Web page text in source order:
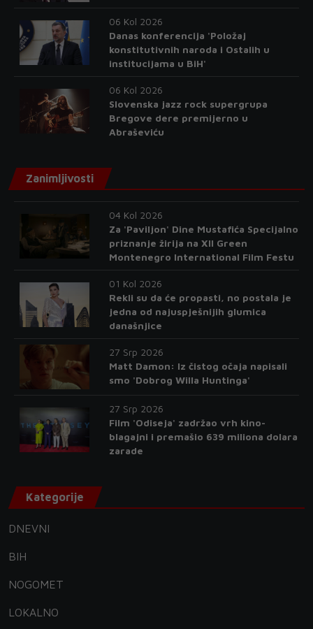
06 Kol 2026
Danas konferencija 'Položaj
konstitutivnih naroda i Ostalih u
institucijama u BiH'
06 Kol 2026
Slovenska jazz rock supergrupa
Bregove dere premijerno u
Abraševiću
Zanimljivosti
04 Kol 2026
Za 'Paviljon' Dine Mustafića Specijalno
priznanje žirija na XII Green
Montenegro International Film Festu
01 Kol 2026
Rekli su da će propasti, no postala je
jedna od najuspješnijih glumica
današnjice
27 Srp 2026
Matt Damon: Iz čistog očaja napisali
smo 'Dobrog Willa Huntinga'
27 Srp 2026
Film 'Odiseja' zadržao vrh kino-
blagajni i premašio 639 miliona dolara
zarade
Kategorije
DNEVNI
BIH
NOGOMET
LOKALNO